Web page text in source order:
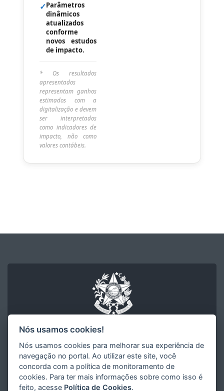
✓Parâmetros
dinâmicos
atualizados
conforme
novos estudos
de impacto.
* Os resultados
apresentados
representam ganhos
estimados com a
digitalização e devem
ser interpretados
como indicadores de
impacto, não como
valores contábeis.
Arquivo Público do Estado do Espírito Santo
Secretaria de Gestão e Recursos Humanos
Governo do Estado do Espírito Santo
R. Sete de Setembro, 414 - Centro
Nós usamos cookies!
Nós usamos cookies para melhorar sua experiência de
navegação no portal. Ao utilizar este site, você
concorda com a política de monitoramento de
cookies. Para ter mais informações sobre como isso é
feito, acesse Política de Cookies.